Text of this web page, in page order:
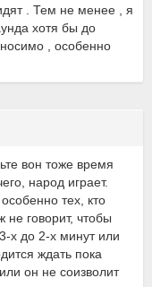
. Тем не менее , я
хотя бы до
, особенно
вон тоже время
народ играет.
тех, кто
не говорит, чтобы
х до 2-х минут или
ждать пока
он не соизволит